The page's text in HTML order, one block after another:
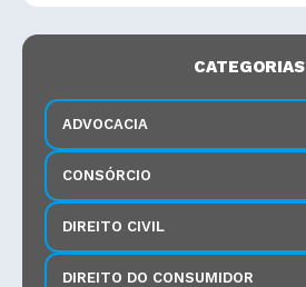
CATEGORIAS
ADVOCACIA
CONSÓRCIO
DIREITO CIVIL
DIREITO DO CONSUMIDOR